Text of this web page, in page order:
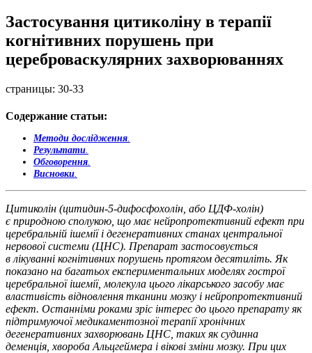
Застосування цитиколіну в терапії
когнітивних порушень при
цереброваскулярних захворюваннях
страницы: 30-33
Содержание статьи:
Методи дослідження.
Результати.
Обговорення.
Висновки.
Цитиколін (цитидин-5-дифосфохолін, або ЦДФ-холін)
є природною сполукою, що має нейропротективний ефект при
церебральній ішемії і дегенеративних станах центральної
нервової системи (ЦНС). Препарат застосовується
в лікуванні когнітивних порушень протягом десятиліть. Як
показано на багатьох експериментальних моделях гострої
церебральної ішемії, молекула цього лікарського засобу має
властивість відновлення тканини мозку і нейропротективний
ефект. Останніми роками зріс інтерес до цього препарату як
підтримуючої медикаментозної терапії хронічних
дегенеративних захворювань ЦНС, таких як судинна
деменція, хвороба Альцгеймера і вікові зміни мозку. При цих